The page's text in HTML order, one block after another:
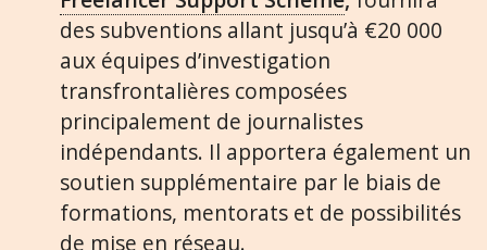
des subventions allant jusqu’à €20 000
aux équipes d’investigation
transfrontalières composées
principalement de journalistes
indépendants. Il apportera également un
soutien supplémentaire par le biais de
formations, mentorats et de possibilités
de mise en réseau.